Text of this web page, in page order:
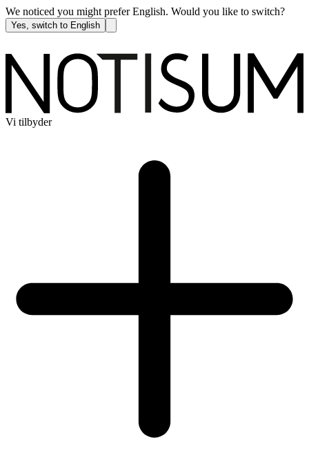
We noticed you might prefer English. Would you like to switch?
Yes, switch to English
Vi tilbyder